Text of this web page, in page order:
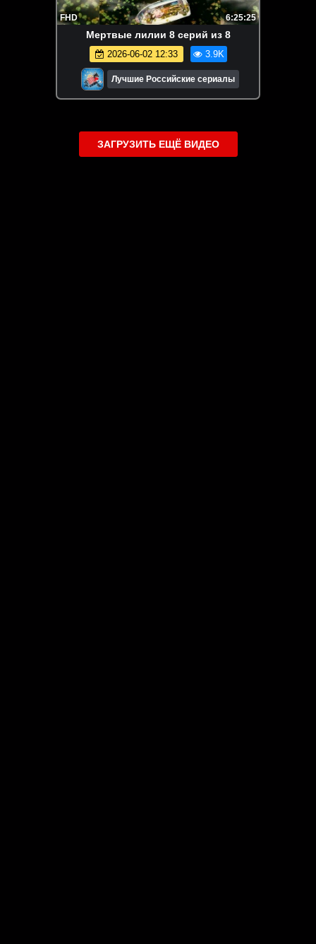
FHD 6:25:25
Mepтвые лилии 8 серий из 8
2026-06-02 12:33 3.9K
Лучшие Российские сериалы
ЗАГРУЗИТЬ ЕЩЁ ВИДЕО